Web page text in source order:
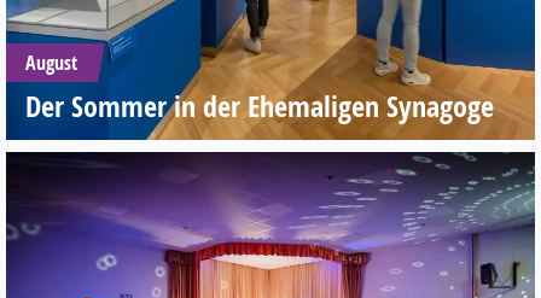
August
Der Sommer in der Ehemaligen Synagoge